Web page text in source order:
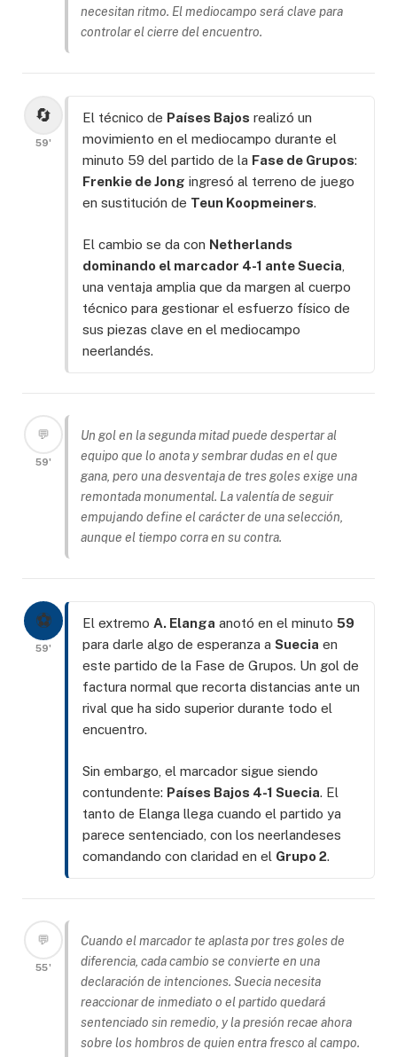
necesitan ritmo. El mediocampo será clave para
controlar el cierre del encuentro.
🔄
59'
El técnico de Países Bajos realizó un
movimiento en el mediocampo durante el
minuto 59 del partido de la Fase de Grupos:
Frenkie de Jong ingresó al terreno de juego
en sustitución de Teun Koopmeiners.
El cambio se da con Netherlands
dominando el marcador 4-1 ante Suecia
una ventaja amplia que da margen al cuerpo
técnico para gestionar el esfuerzo físico de
sus piezas clave en el mediocampo
neerlandés.
💬
59'
Un gol en la segunda mitad puede despertar al
equipo que lo anota y sembrar dudas en el que
gana, pero una desventaja de tres goles exige una
remontada monumental. La valentía de seguir
empujando define el carácter de una selección,
aunque el tiempo corra en su contra.
⚽
59'
El extremo A. Elanga anotó en el minuto 59
para darle algo de esperanza a Suecia en
este partido de la Fase de Grupos. Un gol de
factura normal que recorta distancias ante un
rival que ha sido superior durante todo el
encuentro.
Sin embargo, el marcador sigue siendo
contundente: Países Bajos 4-1 Suecia. El
tanto de Elanga llega cuando el partido ya
parece sentenciado, con los neerlandeses
comandando con claridad en el Grupo 2.
💬
55'
Cuando el marcador te aplasta por tres goles de
diferencia, cada cambio se convierte en una
declaración de intenciones. Suecia necesita
reaccionar de inmediato o el partido quedará
sentenciado sin remedio, y la presión recae ahora
sobre los hombros de quien entra fresco al campo.